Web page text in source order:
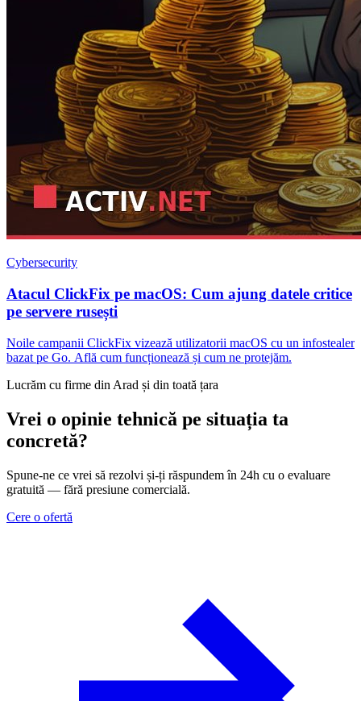
Cybersecurity
Atacul ClickFix pe macOS: Cum ajung datele critice
pe servere rusești
Noile campanii ClickFix vizează utilizatorii macOS cu un infostealer
bazat pe Go. Află cum funcționează și cum ne protejăm.
Lucrăm cu firme din Arad și din toată țara
Vrei o opinie tehnică pe situația ta
concretă?
Spune-ne ce vrei să rezolvi și-ți răspundem în 24h cu o evaluare
gratuită — fără presiune comercială.
Cere o ofertă